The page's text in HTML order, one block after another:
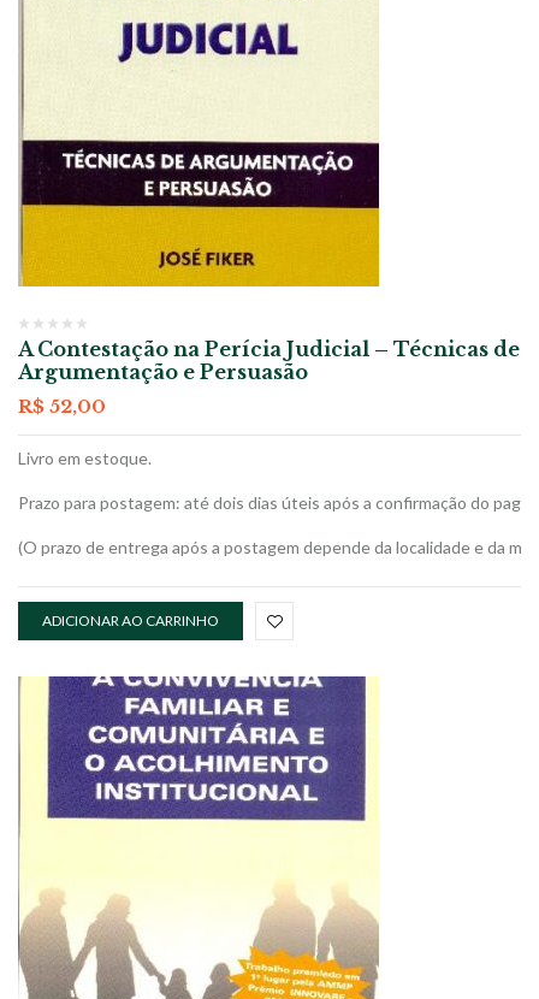
A Contestação na Perícia Judicial – Técnicas de
Argumentação e Persuasão
R$ 52,00
Livro em estoque.
Prazo para postagem: até dois dias úteis após a confirmação do
(O prazo de entrega após a postagem depende da localidade e da
ADICIONAR AO CARRINHO